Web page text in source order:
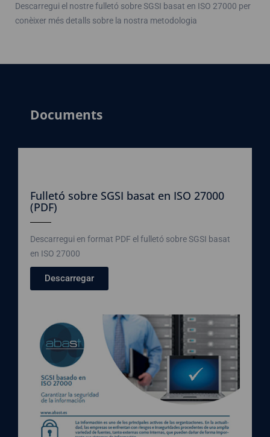
Descarregui el nostre fulletó sobre SGSI basat en ISO 27000 per
conèixer més detalls sobre la nostra metodologia
Documents
Fulletó sobre SGSI basat en ISO 27000
(PDF)
Descarregui en format PDF el fulletó sobre SGSI basat
en ISO 27000
Descarregar